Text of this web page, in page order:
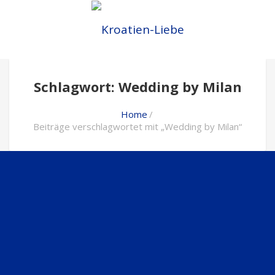
Schlagwort: Wedding by Milan
Home
Beiträge verschlagwortet mit „Wedding by Milan“